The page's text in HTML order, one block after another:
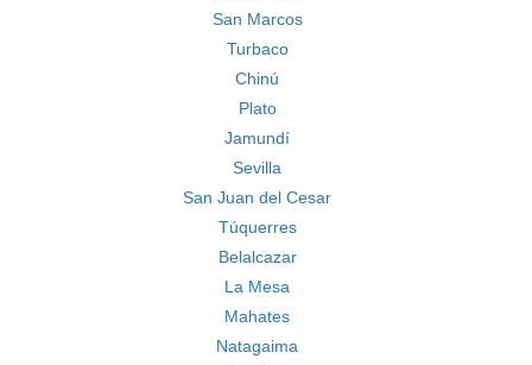
San Marcos
Turbaco
Chinú
Plato
Jamundí
Sevilla
San Juan del Cesar
Túquerres
Belalcazar
La Mesa
Mahates
Natagaima